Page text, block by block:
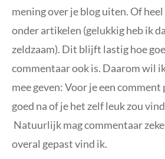
mening over je blog uiten. Of
onder artikelen (gelukkig heb ik
zeldzaam). Dit blijft lastig hoe
commentaar ook is. Daarom wil
mee geven: Voor je een
goed na of je het zelf leuk zou
Natuurlijk mag commentaar
overal gepast vind ik.